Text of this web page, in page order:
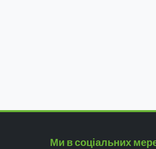
Ми в соціальних